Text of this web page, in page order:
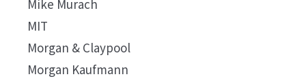
Mike Murach
MIT
Morgan & Claypool
Morgan Kaufmann